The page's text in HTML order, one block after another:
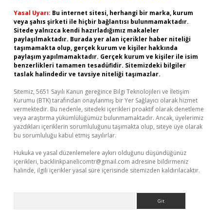
Yasal Uyarı: Bu internet sitesi, herhangi bir marka, kurum
veya şahıs şirketi ile hiçbir bağlantısı bulunmamaktadır.
Sitede yalnızca kendi hazırladığımız makaleler
paylaşılmaktadır. Burada yer alan içerikler haber niteliği
taşımamakta olup, gerçek kurum ve kişiler hakkında
paylaşım yapılmamaktadır. Gerçek kurum ve kişiler ile isim
benzerlikleri tamamen tesadüfidir. Sitemizdeki bilgiler
taslak halindedir ve tavsiye niteliği taşımazlar.
Sitemiz, 5651 Sayılı Kanun gereğince Bilgi Teknolojileri ve İletişim
Kurumu (BTK) tarafından onaylanmış bir Yer Sağlayıcı olarak hizmet
vermektedir. Bu nedenle, sitedeki içerikleri proaktif olarak denetleme
veya araştırma yükümlülüğümüz bulunmamaktadır. Ancak, üyelerimiz
yazdıkları içeriklerin sorumluluğunu taşımakta olup, siteye üye olarak
bu sorumluluğu kabul etmiş sayılırlar.
Hukuka ve yasal düzenlemelere aykırı olduğunu düşündüğünüz
içerikleri, backlinkpanelicomtr@gmail.com adresine bildirmeniz
halinde, ilgili içerikler yasal süre içerisinde sitemizden kaldırılacaktır.